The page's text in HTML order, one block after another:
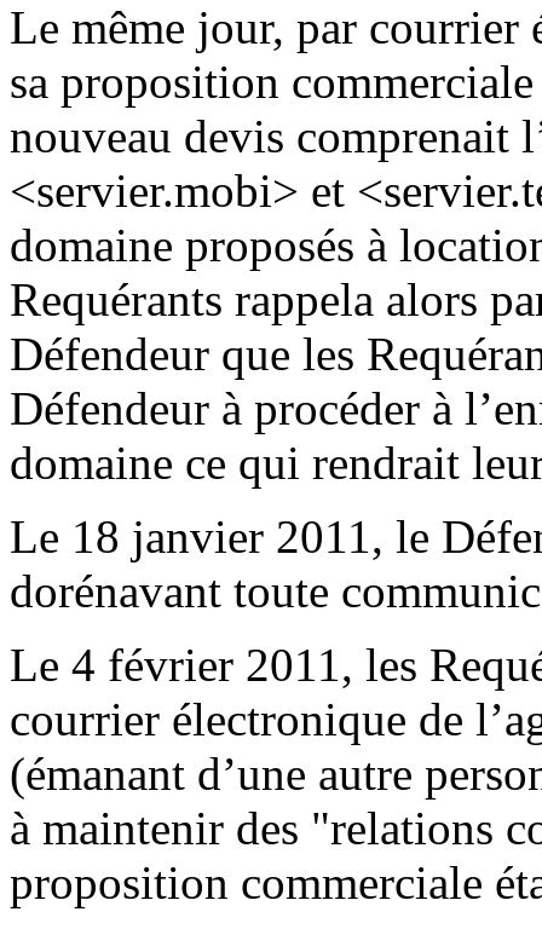
Le même jour, par courrier
sa proposition
nouveau devis comprenait
<servier.mobi> et
domaine proposés à
Requérants rappela alors
Défendeur que les
Défendeur à procéder à
domaine ce qui rendrait
Le 18 janvier 2011, le
dorénavant toute
Le 4 février 2011, les
courrier électronique de
(émanant d’une autre
à maintenir des "relations
proposition commerciale